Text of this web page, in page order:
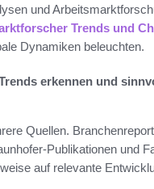
und
Trends und
Dynamiken beleuchten.
erkennen und
Quellen.
Publikationen und
auf relevante